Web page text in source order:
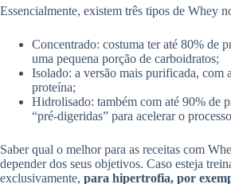
Essencialmente, existem três tipos de Whey
Concentrado: costuma ter até 80% de
uma pequena porção de carboidratos;
Isolado: a versão mais purificada, com
proteína;
Hidrolisado: também com até 90% de
“pré-digeridas” para acelerar o
Saber qual o melhor para as receitas com
depender dos seus objetivos. Caso esteja
exclusivamente, para hipertrofia, por